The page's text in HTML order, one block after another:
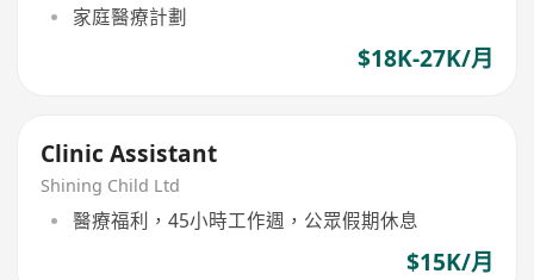
家庭醫療計劃
$18K-27K/月
Clinic Assistant
Shining Child Ltd
醫療福利，45小時工作週，公眾假期休息
$15K/月